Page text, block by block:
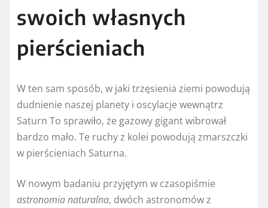
swoich własnych
pierścieniach
W ten sam sposób, w jaki trzęsienia ziemi powodują
dudnienie naszej planety i oscylacje wewnątrz
Saturn To sprawiło, że gazowy gigant wibrował
bardzo mało. Te ruchy z kolei powodują zmarszczki
w pierścieniach Saturna.
W nowym badaniu przyjętym w czasopiśmie
astronomia naturalna, dwóch astronomów z